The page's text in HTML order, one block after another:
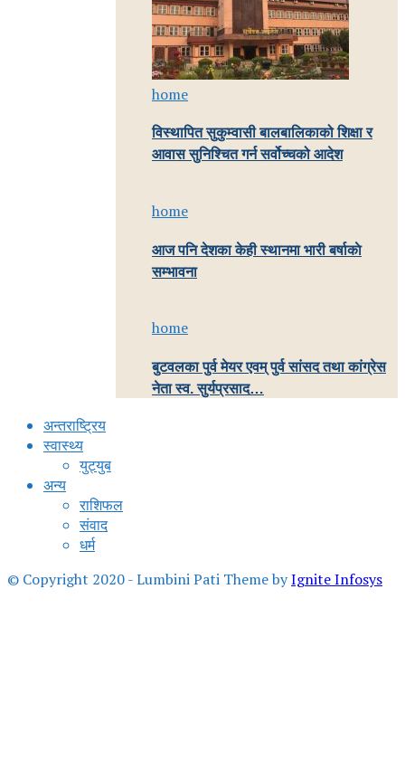
home
विस्थापित सुकुम्वासी बालबालिकाको शिक्षा र
आवास सुनिश्चित गर्न सर्वोच्चको आदेश
home
आज पनि देशका केही स्थानमा भारी बर्षाकाे
सम्भावना
home
बुटवलका पुर्व मेयर एवम् पुर्व सांसद तथा कांग्रेस
नेता स्व. सुर्यप्रसाद…
अन्तराष्ट्रिय
स्वास्थ्य
युट्युब
अन्य
राशिफल
संवाद
धर्म
© Copyright 2020 - Lumbini Pati Theme byIgnite Infosys